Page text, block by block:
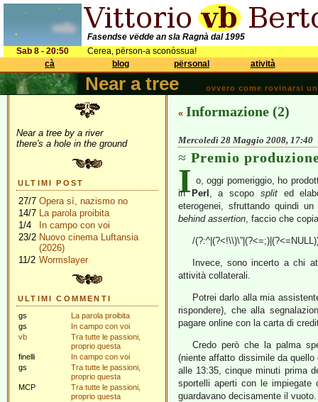
Fasendse vëdde an sla Ragnà dal 1995
Sab 8 - 20:50
Cerea, përson-a sconòssua!
cà
blog përsonal atività
Near a tree ovvero come rovinarsi
Near a tree by a river
there's a hole in the ground
ULTIMI POST
27/7 Opera sì, nazismo no
14/7 La parola proibita
1/4
In campo con voi
23/2 Nuovo cinema Luftansia
(2026)
11/2 Wormslayer
ULTIMI COMMENTI
gs
La parola proibita
gs
In campo con voi
vb
Tra tutte le passioni,
proprio questa
finelli
In campo con voi
gs
Tra tutte le passioni,
proprio questa
MCP
Tra tutte le passioni,
proprio questa
« Informazione (2)
Mercoledì 28 Maggio 2008, 17:40
Premio
I o, oggi pomeriggio, ho
in Perl , a scopo splited
eterogenei, sfruttando quindi
behind assertion, faccio che
/
Invece, sono incerto a chi
attività collaterali.
Potrei darlo alla mia
rispondere), che alla
pagare online con la carta di
Credo però che la palma
(niente affatto dissimile da
alle 13:35, cinque minuti prima
sportelli aperti con le impiegate
guardavano decisamente il vuoto.